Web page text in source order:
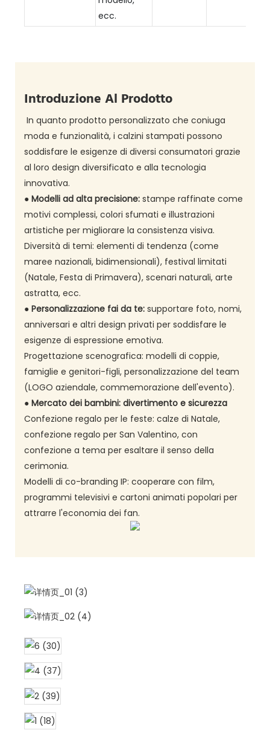
ecc.
Introduzione Al Prodotto
In quanto prodotto personalizzato che coniuga
moda e funzionalità, i calzini stampati possono
soddisfare le esigenze di diversi consumatori grazie
al loro design diversificato e alla tecnologia
innovativa.
● Modelli ad alta precisione: stampe raffinate come
motivi complessi, colori sfumati e illustrazioni
artistiche per migliorare la consistenza visiva.
Diversità di temi: elementi di tendenza (come
maree nazionali, bidimensionali), festival limitati
(Natale, Festa di Primavera), scenari naturali, arte
astratta, ecc.
● Personalizzazione fai da te: supportare foto, nomi,
anniversari e altri design privati per soddisfare le
esigenze di espressione emotiva.
Progettazione scenografica: modelli di coppie,
famiglie e genitori-figli, personalizzazione del team
(LOGO aziendale, commemorazione dell'evento).
● Mercato dei bambini: divertimento e sicurezza
Confezione regalo per le feste: calze di Natale,
confezione regalo per San Valentino, con
confezione a tema per esaltare il senso della
cerimonia.
Modelli di co-branding IP: cooperare con film,
programmi televisivi e cartoni animati popolari per
attrarre l'economia dei fan.